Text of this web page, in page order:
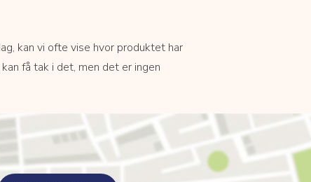
kan vi ofte vise hvor produktet har
få tak i det, men det er ingen